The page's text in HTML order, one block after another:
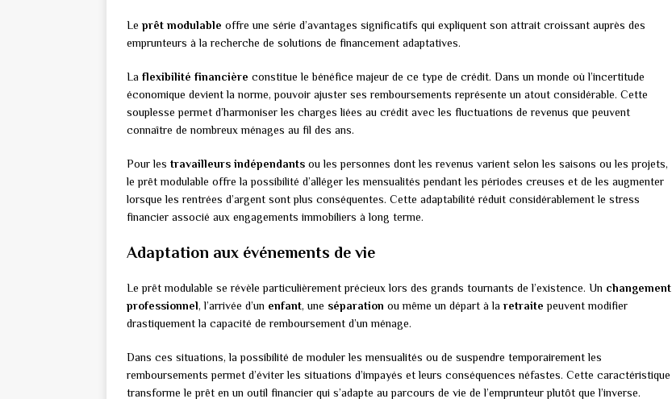
Le prêt modulable offre une série d’avantages significatifs qui expliquent son attrait croissant auprès des
emprunteurs à la recherche de solutions de financement adaptatives.
La flexibilité financière constitue le bénéfice majeur de ce type de crédit. Dans un monde où l’incertitude
économique devient la norme, pouvoir ajuster ses remboursements représente un atout considérable. Cette
souplesse permet d’harmoniser les charges liées au crédit avec les fluctuations de revenus que peuvent
connaître de nombreux ménages au fil des ans.
Pour les travailleurs indépendants ou les personnes dont les revenus varient selon les saisons ou les projets,
le prêt modulable offre la possibilité d’alléger les mensualités pendant les périodes creuses et de les augmenter
lorsque les rentrées d’argent sont plus conséquentes. Cette adaptabilité réduit considérablement le stress
financier associé aux engagements immobiliers à long terme.
Adaptation aux événements de vie
Le prêt modulable se révèle particulièrement précieux lors des grands tournants de l’existence. Un changement
professionnel, l’arrivée d’un enfant, une séparation ou même un départ à la retraite peuvent modifier
drastiquement la capacité de remboursement d’un ménage.
Dans ces situations, la possibilité de moduler les mensualités ou de suspendre temporairement les
remboursements permet d’éviter les situations d’impayés et leurs conséquences néfastes. Cette caractéristique
transforme le prêt en un outil financier qui s’adapte au parcours de vie de l’emprunteur plutôt que l’inverse.